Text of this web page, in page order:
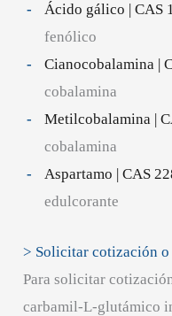
Ácido gálico | CAS
fenólico
Cianocobalamina |
cobalamina
Metilcobalamina |
cobalamina
Aspartamo | CAS
edulcorante
> Solicitar cotización o
Para solicitar
carbamil-L-glutámico